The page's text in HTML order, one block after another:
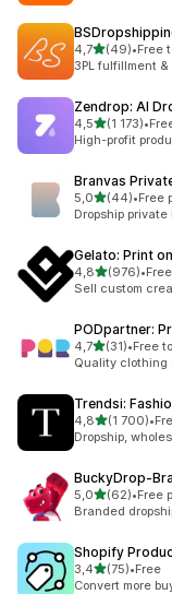
4,7z 5 hvězd
(49)
Celkový počet
•Free
3PL fulfillment
Zendrop: AI
4,5z 5 hvězd
(1 173)
Celkový počet
•
High-profit
Branvas
5,0z 5 hvězd
(44)
Celkový počet
•Free
Dropship
Gelato: Print
4,8z 5 hvězd
(976)
Celkový počet
•
Sell custom
PODpartner:
4,7z 5 hvězd
(31)
Celkový počet
•Free
Quality clothing
Trendsi:
4,8z 5 hvězd
(1 700)
Celkový počet
•
Dropship,
5,0z 5 hvězd
(62)
Celkový počet
•Free
Branded
Shopify
3,4z 5 hvězd
(75)
Celkový počet
•Free
Convert more